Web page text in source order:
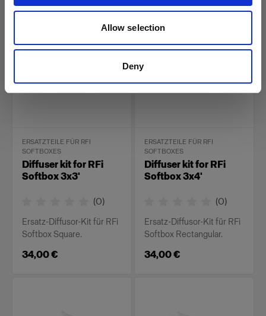
Allow selection
Deny
26,00 € 34,00 €
ERSATZTEILE FÜR RFI
SOFTBOXES
Diffuser kit for RFi
Softbox 3x3'
(0)
Ersatz-Diffusor-Kit für RFi
Softbox Square.
34,00 €
ERSATZTEILE FÜR RFI
SOFTBOXES
Diffuser kit for RFi
Softbox 3x4'
(0)
Ersatz-Diffusor-Kit für RFi
Softbox Rectangular.
34,00 €